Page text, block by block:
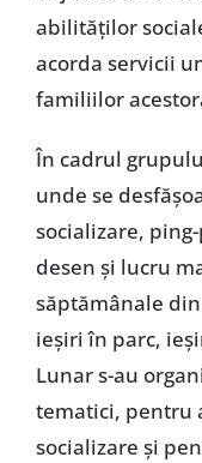
abilităților
acorda servicii
familiilor
În cadrul
unde se
socializare,
desen și lucru
săptămânale
ieșiri în parc,
Lunar s-au
tematici, pentru
socializare și